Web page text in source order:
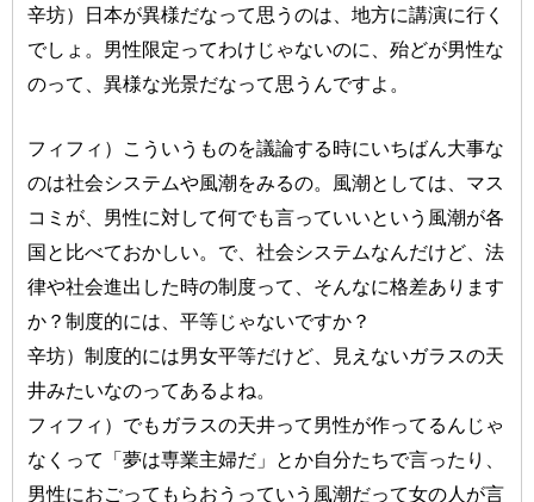
辛坊）日本が異様だなって思うのは、地方に講演に行く
でしょ。男性限定ってわけじゃないのに、殆どが男性な
のって、異様な光景だなって思うんですよ。
フィフィ）こういうものを議論する時にいちばん大事な
のは社会システムや風潮をみるの。風潮としては、マス
コミが、男性に対して何でも言っていいという風潮が各
国と比べておかしい。で、社会システムなんだけど、法
律や社会進出した時の制度って、そんなに格差あります
か？制度的には、平等じゃないですか？
辛坊）制度的には男女平等だけど、見えないガラスの天
井みたいなのってあるよね。
フィフィ）でもガラスの天井って男性が作ってるんじゃ
なくって「夢は専業主婦だ」とか自分たちで言ったり、
男性におごってもらおうっていう風潮だって女の人が言